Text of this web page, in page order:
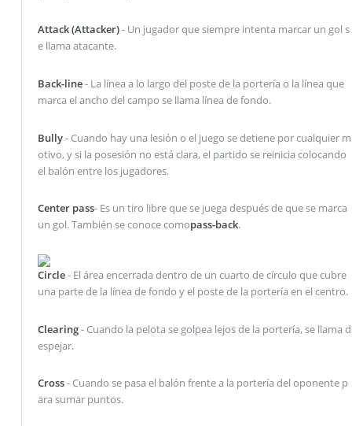
Attack (Attacker)- Un jugador que siempre intenta marcar un gol s
e llama atacante.
Back-line- La línea a lo largo del poste de la portería o la línea que
marca el ancho del campo se llama línea de fondo.
Bully- Cuando hay una lesión o el juego se detiene por cualquier m
otivo, y si la posesión no está clara, el partido se reinicia colocando
el balón entre los jugadores.
Center pass- Es un tiro libre que se juega después de que se marca
un gol. También se conoce comopass-back.
Circle- El área encerrada dentro de un cuarto de círculo que cubre
una parte de la línea de fondo y el poste de la portería en el centro.
Clearing- Cuando la pelota se golpea lejos de la portería, se llama d
espejar.
Cross- Cuando se pasa el balón frente a la portería del oponente p
ara sumar puntos.